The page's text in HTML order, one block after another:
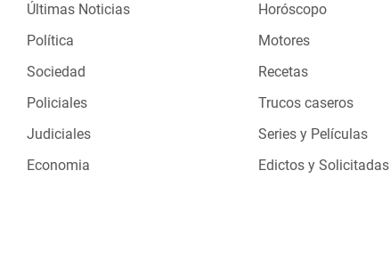
Últimas Noticias
Política
Sociedad
Policiales
Judiciales
Economia
Horóscopo
Motores
Recetas
Trucos caseros
Series y Películas
Edictos y Solicitadas